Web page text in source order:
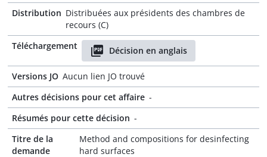
Distribution Distribuées aux présidents des chambres de
recours (C)
Téléchargement
Décision en anglais
Versions JO Aucun lien JO trouvé
Autres décisions pour cet affaire -
Résumés pour cette décision -
Titre de la
demande
Method and compositions for desinfecting
hard surfaces